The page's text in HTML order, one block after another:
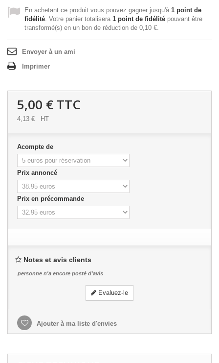
En achetant ce produit vous pouvez gagner jusqu'à 1 point de
fidélité. Votre panier totalisera 1 point de fidélité pouvant être
transformé(s) en un bon de réduction de 0,10 €.
Envoyer à un ami
Imprimer
5,00 € TTC
4,13 € HT
Acompte de
Prix annoncé
Prix en précommande
Notes et avis clients
personne n'a encore posté d'avis
Evaluez-le
Ajouter à ma liste d'envies